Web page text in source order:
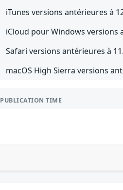
iTunes versions antérieures à
iCloud pour Windows versions
Safari versions antérieures à
macOS High Sierra versions
PUBLICATION TIME